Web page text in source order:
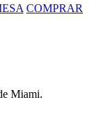
COMPRAR
Miami.